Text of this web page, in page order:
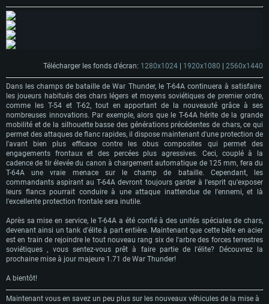
Télécharger les fonds d'écran: 1280x1024 | 1920x1080 | 2560x1440
Dans les champs de bataille de War Thunder, le T-64A continuera à satisfaire
les joueurs habitués des chars légers et moyens soviétiques de premier ordre,
comme les T-54 et T-62, tout en apportant de la nouveauté grâce à ses
nombreuses innovations. Par exemple, alors que le T-64A hérite de la grande
mobilité et de la silhouette basse des générations précédentes de chars, ce qui
permet des attaques de flanc rapides, il dispose maintenant d'une protection de
l'avant bien plus efficace contre les obus composites qui permet des
engagements frontaux et des percées plus agressives. Ceci, couplé à la
cadence de tir élevée du canon à chargement automatique de 125 mm, fera du
T-64A une vraie menace sur le champ de bataille. Cependant, les
commandants aspirant au T-64A devront toujours garder à l'esprit qu'exposer
leurs flancs pourrait conduire à une attaque inattendue de l'ennemi, et là
l'excellente protection frontale sera inutile.
Après sa mise en service, le T-64A a été confié à des unités spéciales de chars,
devenant ainsi un tank d'élite à part entière. Maintenant que cette bête en acier
est en train de rejoindre le tout nouveau rang six de l'arbre des forces terrestres
soviétiques , vous sentez-vous prêt à faire partie de l'élite? Découvrez la
prochaine mise à jour majeure 1.71 de War Thunder!
A bientôt!
Maintenant vous en savez un peu plus sur les nouveaux véhicules de la mise à